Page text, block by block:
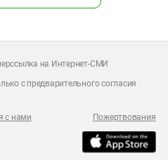
на Интернет-СМИ
с предварительного согласия
с нами Пожертвования